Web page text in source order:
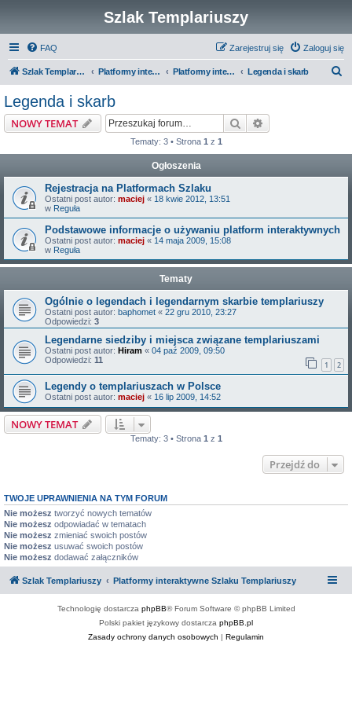
Szlak Templariuszy
FAQ Zaloguj się
Zarejestruj się
Szlak Templariuszy Platformy interaktywne Szlaku Templariuszy Platformy interaktywne - Zakon Templariuszy Legenda i skarb
Legenda i skarb
NOWY TEMAT Szukaj
Tematy: 3 • Strona 1 z 1
Ogłoszenia
Rejestracja na Platformach Szlaku
Ostatni post autor: maciej « 18 kwie 2012, 13:51
w Reguła
Podstawowe informacje o używaniu platform interaktywnych
Ostatni post autor: maciej « 14 maja 2009, 15:08
w Reguła
Tematy
Ogólnie o legendach i legendarnym skarbie templariuszy
Ostatni post autor: baphomet « 22 gru 2010, 23:27
Odpowiedzi: 3
Legendarne siedziby i miejsca związane templariuszami
Ostatni post autor: Hiram « 04 paź 2009, 09:50
Odpowiedzi: 11 1 2
Legendy o templariuszach w Polsce
Ostatni post autor: maciej « 16 lip 2009, 14:52
NOWY TEMAT
Tematy: 3 • Strona 1 z 1
Przejdź do
TWOJE UPRAWNIENIA NA TYM FORUM
Nie możesz tworzyć nowych tematów
Nie możesz odpowiadać w tematach
Nie możesz zmieniać swoich postów
Nie możesz usuwać swoich postów
Nie możesz dodawać załączników
Szlak Templariuszy Platformy interaktywne Szlaku Templariuszy
Technologię dostarcza phpBB® Forum Software © phpBB Limited
Polski pakiet językowy dostarcza phpBB.pl
Zasady ochrony danych osobowych | Regulamin